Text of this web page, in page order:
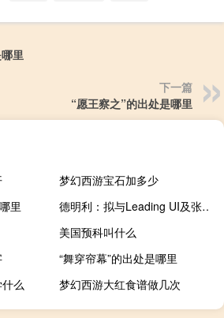
里
下一篇
“愿王察之”的出处是哪里
梦幻西游宝石加多少
里
德明利：拟与Leading UI及张美莉投资设立合资公司
美国预科叫什么
“舞穿帘幕”的出处是哪里
么
梦幻西游大红食谱做几次